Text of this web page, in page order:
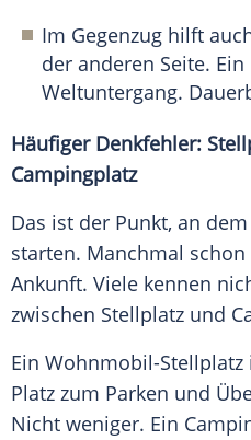
Im Gegenzug hilft
der anderen Seite.
Weltuntergang.
Häufiger Denkfehler:
Campingplatz
Das ist der Punkt, an
starten. Manchmal
Ankunft. Viele kennen
zwischen Stellplatz und
Ein Wohnmobil-
Platz zum Parken und
Nicht weniger. Ein